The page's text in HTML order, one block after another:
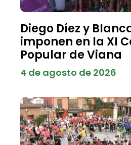
Diego Díez y
imponen en la XI
Popular de Viana
4 de agosto de 2026